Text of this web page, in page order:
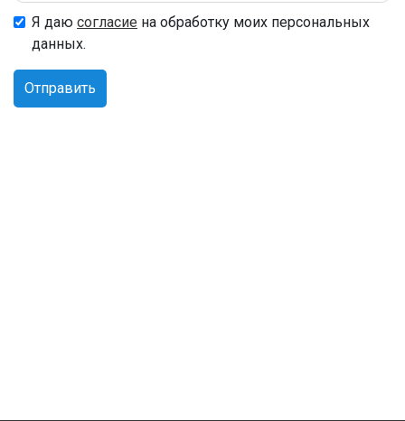
Я даю согласие на обработку моих персональных
данных.
Отправить